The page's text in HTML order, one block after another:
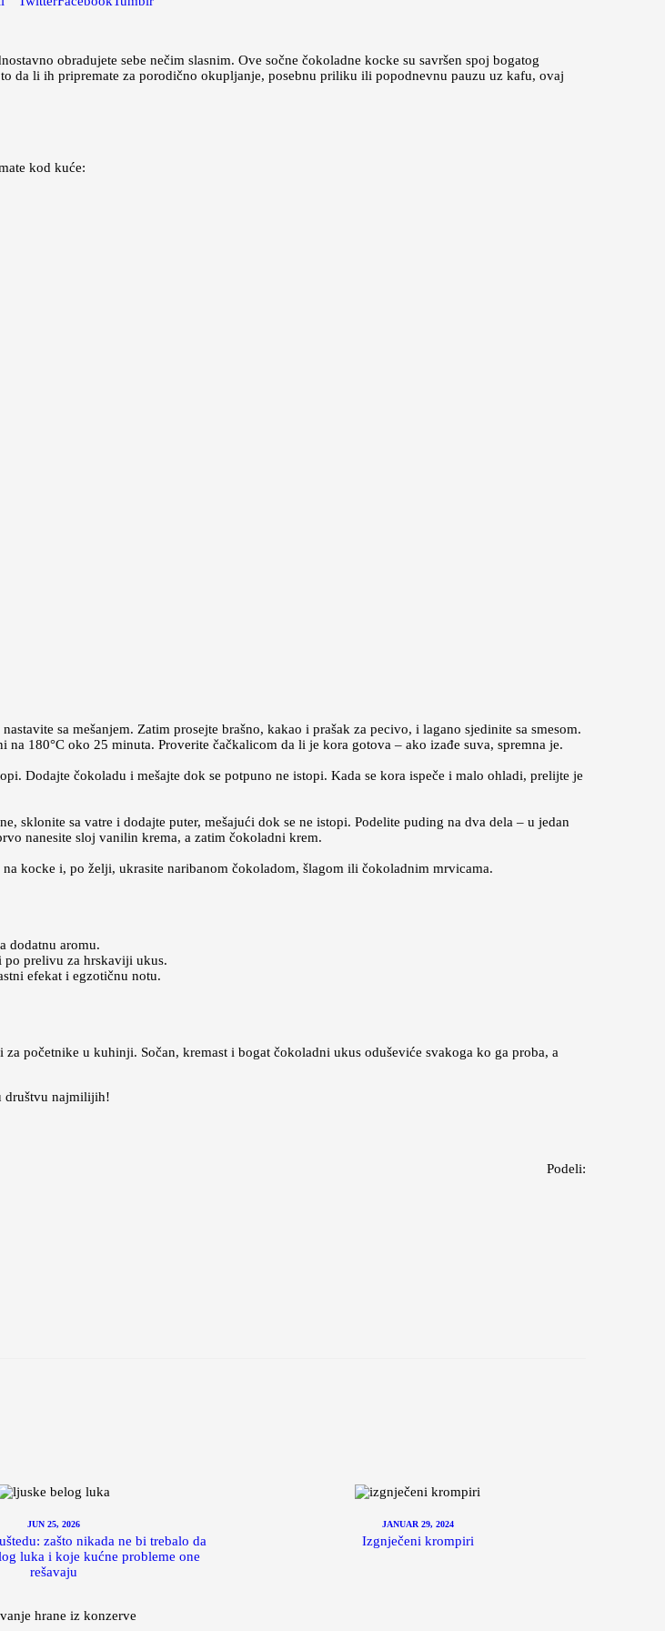
obradujete sebe nečim slasnim. Ove sočne čokoladne kocke su savršen spoj bogatog
da li ih pripremate za porodično okupljanje, posebnu priliku ili popodnevnu pauzu uz kafu, ovaj
kod kuće:
sa mešanjem. Zatim prosejte brašno, kakao i prašak za pecivo, i lagano sjedinite sa smesom.
180°C oko 25 minuta. Proverite čačkalicom da li je kora gotova – ako izađe suva, spremna je.
Dodajte čokoladu i mešajte dok se potpuno ne istopi. Kada se kora ispeče i malo ohladi, prelijte je
sklonite sa vatre i dodajte puter, mešajući dok se ne istopi. Podelite puding na dva dela – u jedan
nanesite sloj vanilin krema, a zatim čokoladni krem.
kocke i, po želji, ukrasite naribanom čokoladom, šlagom ili čokoladnim mrvicama.
dodatnu aromu.
po prelivu za hrskaviji ukus.
efekat i egzotičnu notu.
početnike u kuhinji. Sočan, kremast i bogat čokoladni ukus oduševiće svakoga ko ga proba, a
društvu najmilijih!
Podeli:
JUN 25, 2026
zašto nikada ne bi trebalo da
luka i koje kućne probleme one
rešavaju
JANUAR 29, 2024
Izgnječeni krompiri